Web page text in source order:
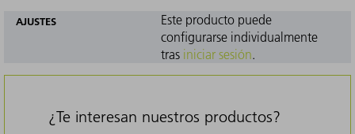
AJUSTES
Este producto puede
configurarse individualmente
tras iniciar sesión.
¿Te interesan nuestros productos?